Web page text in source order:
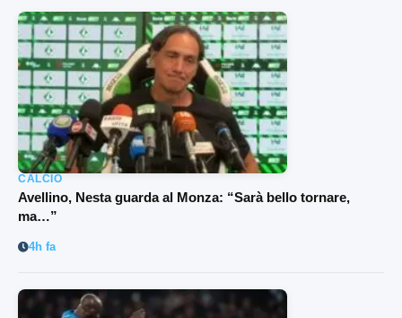
CALCIO
Avellino, Nesta guarda al Monza: “Sarà bello tornare,
ma…”
4h fa